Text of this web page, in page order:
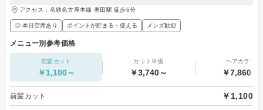
アクセス：名鉄名古屋本線 奥田駅 徒歩6分
◎ 本日空席あり ポイントが貯まる・使える メンズ歓迎
メニュー別参考価格
前髪カット
￥1,100～
カット単価
￥3,740～
ヘアカラー
￥7,860～
前髪カット ￥1,100